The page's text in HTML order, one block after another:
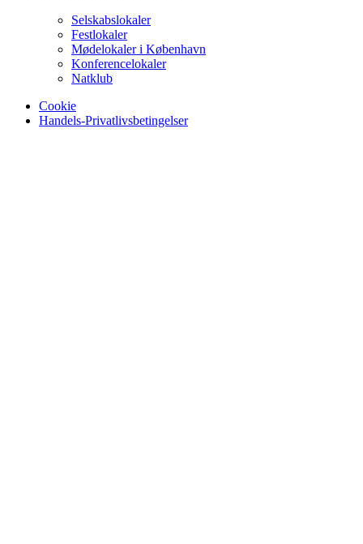
Selskabslokaler
Festlokaler
Mødelokaler i København
Konferencelokaler
Natklub
Cookie
Handels-Privatlivsbetingelser